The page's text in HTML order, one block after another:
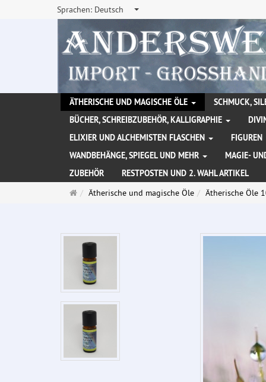
Sprachen: Deutsch
ÄTHERISCHE UND MAGISCHE ÖLE SCHMUCK,
BÜCHER, SCHREIBZUBEHÖR, KALLIGRAPHIE
ELIXIER UND ALCHEMISTEN FLASCHEN
FIGUREN
WANDBEHÄNGE, SPIEGEL UND MEHR
MAGIE-
ZUBEHÖR
RESTPOSTEN UND 2. WAHL ARTIKEL
Startseite
Ätherische und magische Öle Ätherische Öle